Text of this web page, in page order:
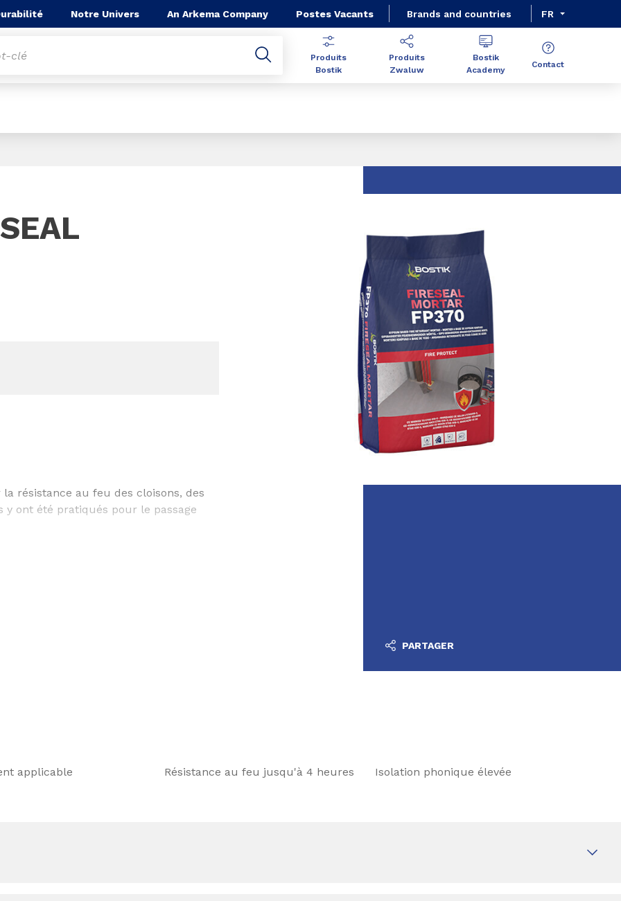
Notre Univers An Arkema Company Postes Vacants Brands and countries FR
Produits
Bostik
Produits
Zwaluw
Bostik
Academy
Contact
la résistance au feu des cloisons, des
ont été pratiqués pour le passage
le mortier Bostik FP 370
autour des tuyaux.
PARTAGER
applicable Résistance au feu jusqu'à 4 heures Isolation phonique élevée